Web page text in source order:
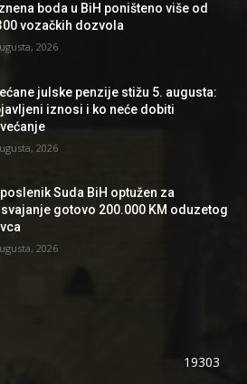
boda u BiH poništeno više od
vozačkih dozvola
2026
julske penzije stižu 5. augusta:
iznosi i ko neće dobiti
2026
Suda BiH optužen za
gotovo 200.000 KM oduzetog
2026
19303